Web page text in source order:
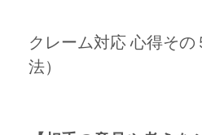
クレーム対応 心得そ
法）